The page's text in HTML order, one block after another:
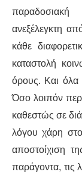
παραδοσιακή
ανεξέλεγκτη
κάθε
καταστολή
όρους. Και όλα
Όσο λοιπόν
καθεστώς σε
λόγου χάρη
αποστοίχιση
παράγοντα, τις